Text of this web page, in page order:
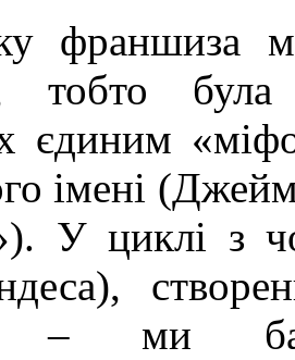
франшиза
тобто
єдиним
імені
У циклі з
– ми